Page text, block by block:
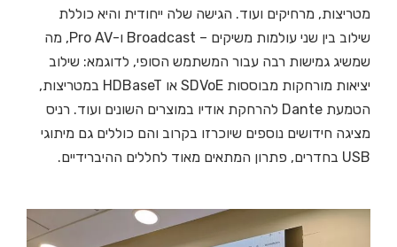
מטריצות, מרחיקים ועוד. הגישה שלה ייחודית והיא כוללת
שילוב בין שני עולמות משיקים – Broadcast ו-Pro AV, מה
שמשיג גמישות רבה עבור המשתמש הסופי, לדוגמא: שילוב
יציאות מורחקות מבוססות SDVoE או HDBaseT במטריצות,
הטמעת Dante להרחקת אודיו במוצרים השונים ועוד. רניס
מציגה חידושים נוספים שיוכרזו בקרוב והם כוללים גם מיתוגי
USB בחדרים, פתרון המתאים מאוד לחללים ההיברידיים.